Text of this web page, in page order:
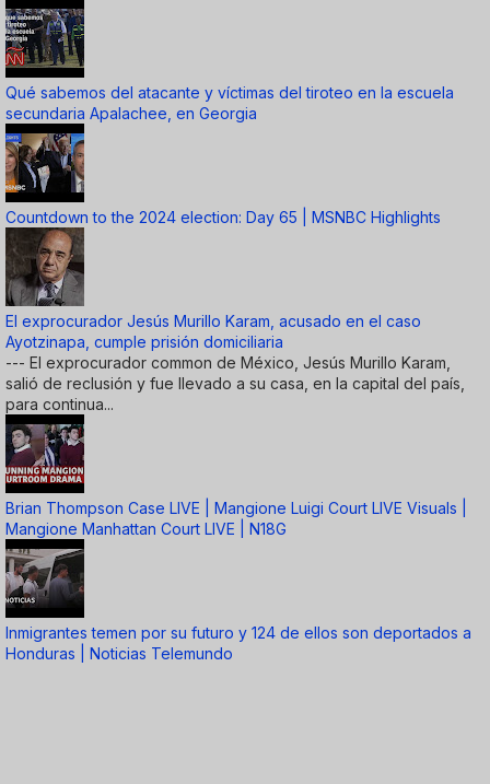
Qué sabemos del atacante y víctimas del tiroteo en la escuela
secundaria Apalachee, en Georgia
Countdown to the 2024 election: Day 65 | MSNBC Highlights
El exprocurador Jesús Murillo Karam, acusado en el caso
Ayotzinapa, cumple prisión domiciliaria
--- El exprocurador common de México, Jesús Murillo Karam,
salió de reclusión y fue llevado a su casa, en la capital del país,
para continua...
Brian Thompson Case LIVE | Mangione Luigi Court LIVE Visuals |
Mangione Manhattan Court LIVE | N18G
Inmigrantes temen por su futuro y 124 de ellos son deportados a
Honduras | Noticias Telemundo